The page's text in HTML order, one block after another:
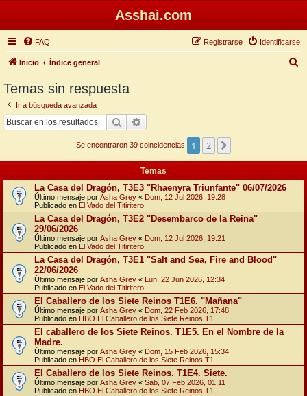
Asshai.com
FAQ Identificarse
Registrarse
Inicio Índice general
Temas sin respuesta
Ir a búsqueda avanzada
Buscar
Se encontraron 39 coincidencias 1 2
Temas
La Casa del Dragón, T3E3 "Rhaenyra Triunfante" 06/07/2026
Último mensaje por Asha Grey « Dom, 12 Jul 2026, 19:28
Publicado en El Vado del Titiritero
La Casa del Dragón, T3E2 "Desembarco de la Reina"
29/06/2026
Último mensaje por Asha Grey « Dom, 12 Jul 2026, 19:21
Publicado en El Vado del Titiritero
La Casa del Dragón, T3E1 "Salt and Sea, Fire and Blood"
22/06/2026
Último mensaje por Asha Grey « Lun, 22 Jun 2026, 12:34
Publicado en El Vado del Titiritero
El Caballero de los Siete Reinos T1E6. "Mañana"
Último mensaje por Asha Grey « Dom, 22 Feb 2026, 17:48
Publicado en HBO El Caballero de los Siete Reinos T1
El caballero de los Siete Reinos. T1E5. En el Nombre de la
Madre.
Último mensaje por Asha Grey « Dom, 15 Feb 2026, 15:34
Publicado en HBO El Caballero de los Siete Reinos T1
El Caballero de los Siete Reinos. T1E4. Siete.
Último mensaje por Asha Grey « Sab, 07 Feb 2026, 01:11
Publicado en HBO El Caballero de los Siete Reinos T1